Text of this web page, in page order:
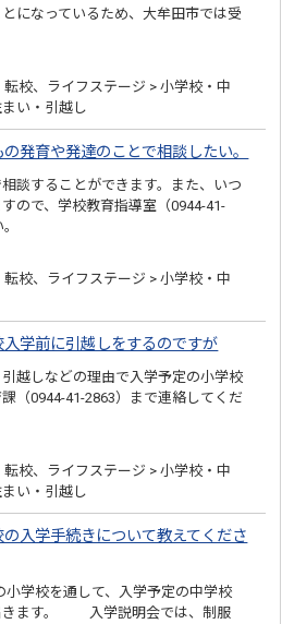
になっているため、大牟田市では受
校、ライフステージ > 小学校・中
い・引越し
発育や発達のことで相談したい。
談することができます。また、いつ
ので、学校教育指導室（0944-41-
校、ライフステージ > 小学校・中
入学前に引越しをするのですが
越しなどの理由で入学予定の小学校
（0944-41-2863）まで連絡してくだ
校、ライフステージ > 小学校・中
い・引越し
の入学手続きについて教えてくださ
小学校を通して、入学予定の中学校
きます。 入学説明会では、制服